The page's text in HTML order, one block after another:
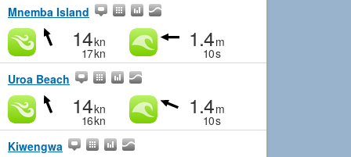
Mnemba Island
14kn
17kn
1.4m
10s
Uroa Beach
14kn
16kn
1.4m
10s
Kiwengwa